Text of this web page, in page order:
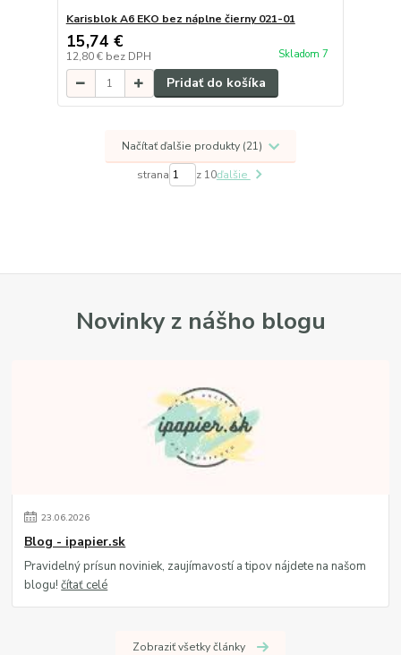
Karisblok A6 EKO bez náplne čierny 021-01
15,74 €
12,80 € bez DPH Skladom 7
Pridať do košíka
Načítať ďalšie produkty (21)
strana z 10ďalšie
Novinky z nášho blogu
23.06.2026
Blog - ipapier.sk
Pravidelný prísun noviniek, zaujímavostí a tipov nájdete na našom
blogu!čítať celé
Zobraziť všetky články